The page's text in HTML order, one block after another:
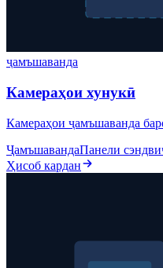
ҷамъшаванда
Камераҳои хунукӣ
Камераҳои ҷамъшаванда
ҶамъшавандаПанели
Ҳисоб кардан